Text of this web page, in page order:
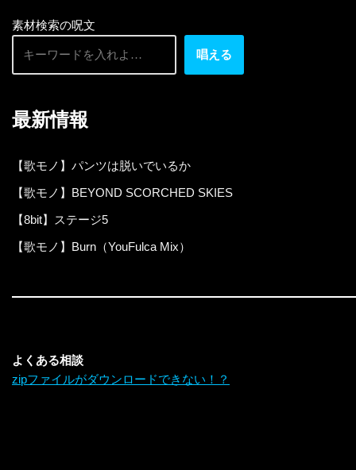
素材検索の呪文
唱える
最新情報
【歌モノ】パンツは脱いでいるか
【歌モノ】BEYOND SCORCHED SKIES
【8bit】ステージ5
【歌モノ】Burn（YouFulca Mix）
よくある相談
zipファイルがダウンロードできない！？